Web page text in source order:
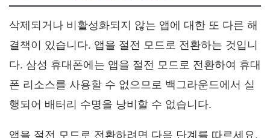
삭제되거나 비활성화되지 않는 앱에 대한 또 다른 해
결책이 있습니다. 앱을 절전 모드로 전환하는 것입니
다. 삼성 휴대폰에는 앱을 절전 모드로 전환하여 휴대
폰 리소스를 사용할 수 없으므로 백그라운드에서 실
행되어 배터리 수명을 낭비할 수 없습니다.
앱을 절전 모드로 전환하려면 다음 단계를 따르세요.